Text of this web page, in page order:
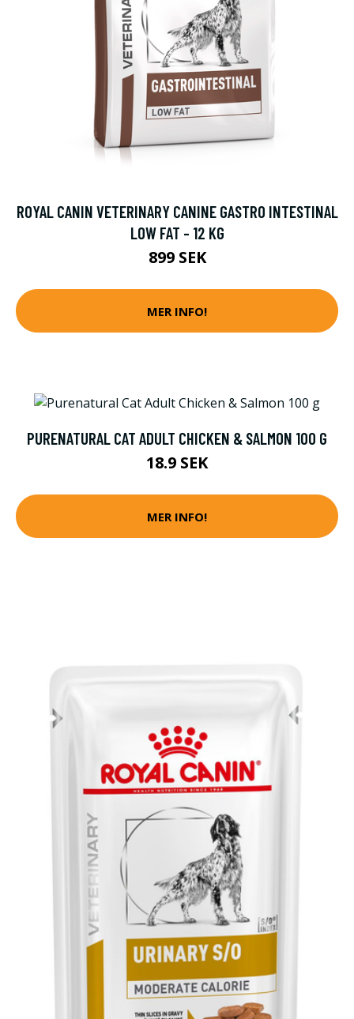
ROYAL CANIN VETERINARY CANINE GASTRO INTESTINAL
LOW FAT - 12 KG
899 SEK
MER INFO!
PURENATURAL CAT ADULT CHICKEN & SALMON 100 G
18.9 SEK
MER INFO!